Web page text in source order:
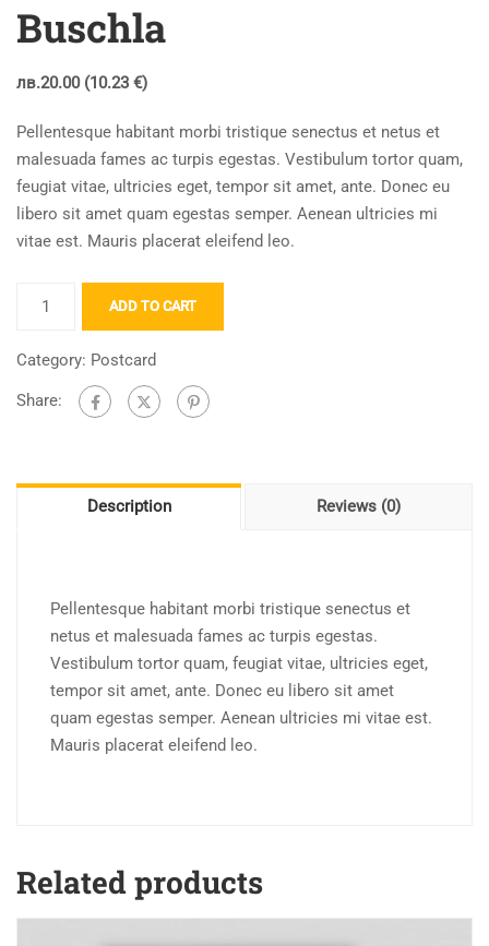
Buschla
лв.20.00 (10.23 €)
Pellentesque habitant morbi tristique senectus et netus et
malesuada fames ac turpis egestas. Vestibulum tortor quam,
feugiat vitae, ultricies eget, tempor sit amet, ante. Donec eu
libero sit amet quam egestas semper. Aenean ultricies mi
vitae est. Mauris placerat eleifend leo.
ADD TO CART
Category: Postcard
Share:
Description Reviews (0)
Pellentesque habitant morbi tristique senectus et
netus et malesuada fames ac turpis egestas.
Vestibulum tortor quam, feugiat vitae, ultricies eget,
tempor sit amet, ante. Donec eu libero sit amet
quam egestas semper. Aenean ultricies mi vitae est.
Mauris placerat eleifend leo.
Related products